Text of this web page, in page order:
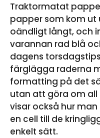
Traktormatat
papper som kom ut
oändligt långt, och
varannan rad blå
dagens
färglägga raderna
formatting på det
utan att göra om
visar också hur
en cell till de
enkelt sätt.